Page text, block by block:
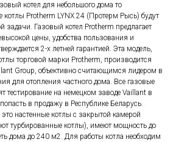
котел для небольшого дома то
котлы Protherm LYNX 24 (Протерм Рысь) будут
задачи. Газовый котел Protherm предлагает
цены, удобства пользования и
2-х летней гарантией. Эта модель,
торговой марки Protherm, производится
Group, объективно считающимся лидером в
для отопления частного дома. Все газовые
тестирование на немецком заводе Vaillant в
в продажу в Республике Беларусь.
настенные котлы с закрытой камерой
турбированные котлы), имеют мощность до
дома до 240 м2. Для работы котла необходим